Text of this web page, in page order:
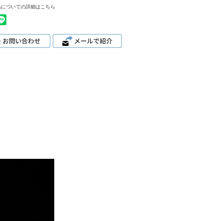
についての詳細はこちら